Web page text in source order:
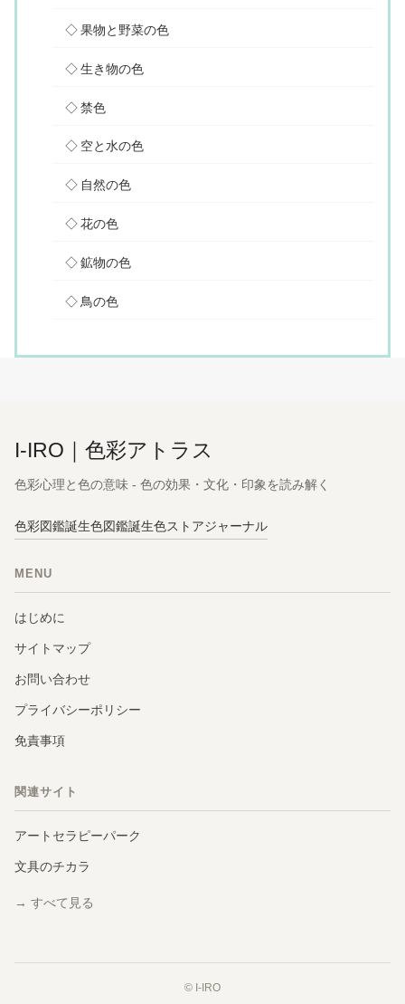
果物と野菜の色
生き物の色
禁色
空と水の色
自然の色
花の色
鉱物の色
鳥の色
I-IRO｜色彩アトラス
色彩心理と色の意味 - 色の効果・文化・印象を読み解く
色彩図鑑誕生色図鑑誕生色ストアジャーナル
MENU
はじめに
サイトマップ
お問い合わせ
プライバシーポリシー
免責事項
関連サイト
アートセラピーパーク
文具のチカラ
→ すべて見る
© I-IRO